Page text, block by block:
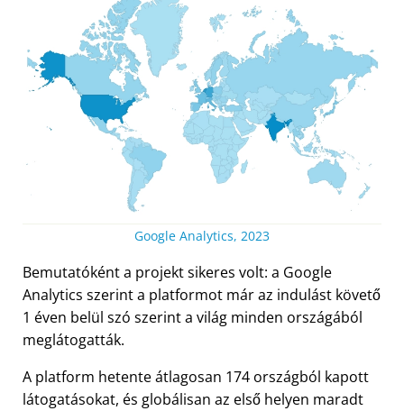
Google Analytics, 2023
Bemutatóként a projekt sikeres volt: a Google
Analytics szerint a platformot már az indulást követő
1 éven belül szó szerint a világ minden országából
meglátogatták.
A platform hetente átlagosan 174 országból kapott
látogatásokat, és globálisan az első helyen maradt